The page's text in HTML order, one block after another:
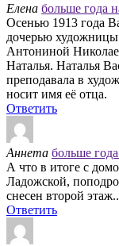
Елена больше года
Осенью 1913 года
дочерью
Антониной
Наталья. Наталья
преподавала в
носит имя её отца.
Ответить
Аннета больше
А что в итоге с
Ладожской,
снесен второй
Ответить